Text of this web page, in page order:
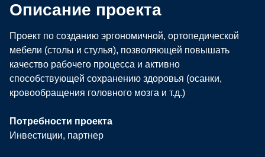
Описание проекта
Проект по созданию эргономичной, ортопедической
мебели (столы и стулья), позволяющей повышать
качество рабочего процесса и активно
способствующей сохранению здоровья (осанки,
кровообращения головного мозга и т.д.)
Потребности проекта
Инвестиции, партнер